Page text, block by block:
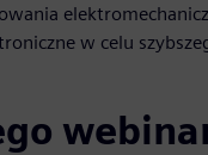
w celu